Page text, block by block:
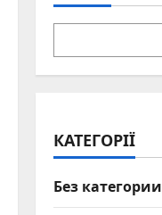
КАТЕГОРІЇ
Без категории